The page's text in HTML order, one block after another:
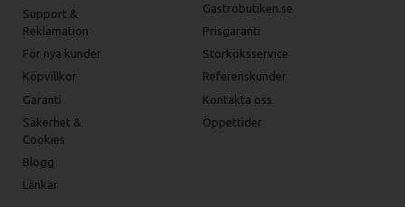
Support &
Reklamation
För nya kunder
Köpvillkor
Garanti
Säkerhet &
Cookies
Blogg
Länkar
Gastrobutiken.se
Prisgaranti
Storköksservice
Referenskunder
Kontakta oss
Öppettider